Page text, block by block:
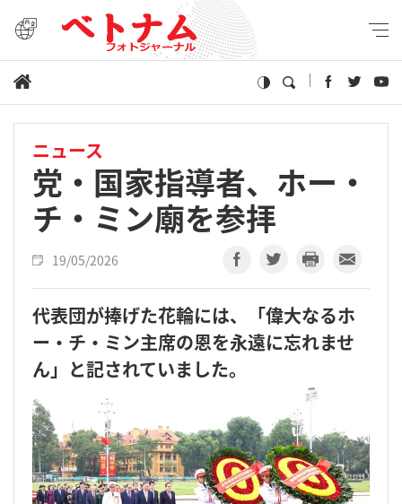
ニュース
党・国家指導者、ホー・
チ・ミン廟を参拝
19/05/2026
代表団が捧げた花輪には、「偉大なるホ
ー・チ・ミン主席の恩を永遠に忘れませ
ん」と記されていました。